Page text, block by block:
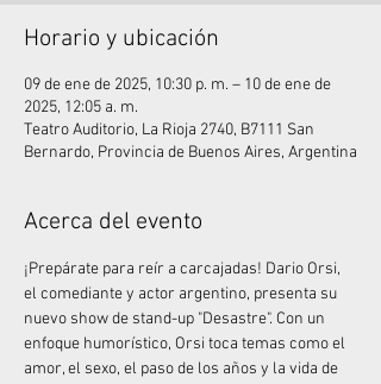
Horario y ubicación
09 de ene de 2025, 10:30 p. m. – 10 de ene de
2025, 12:05 a. m.
Teatro Auditorio, La Rioja 2740, B7111 San
Bernardo, Provincia de Buenos Aires, Argentina
Acerca del evento
¡Prepárate para reír a carcajadas! Dario Orsi,
el comediante y actor argentino, presenta su
nuevo show de stand-up "Desastre". Con un
enfoque humorístico, Orsi toca temas como el
amor, el sexo, el paso de los años y la vida de